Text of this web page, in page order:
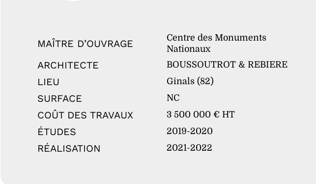
MAÎTRE D’OUVRAGE
Centre des Monuments
Nationaux
ARCHITECTE BOUSSOUTROT & REBIERE
LIEU Ginals (82)
SURFACE NC
COÛT DES TRAVAUX 3 500 000 € HT
ÉTUDES 2019-2020
RÉALISATION 2021-2022